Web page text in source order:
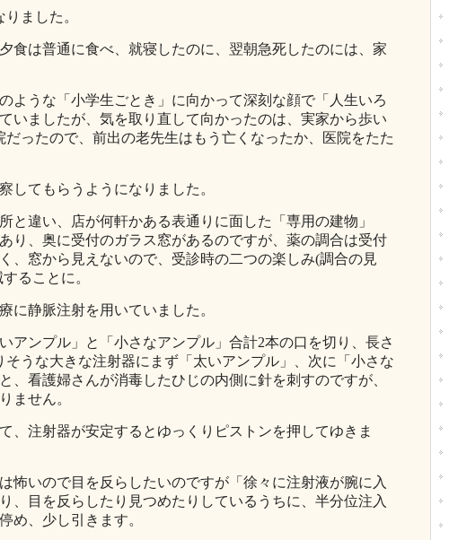
ました。
は普通に食べ、就寝したのに、翌朝急死したのには、家
うな「小学生ごとき」に向かって深刻な顔で「人生いろ
いましたが、気を取り直して向かったのは、実家から歩い
ったので、前出の老先生はもう亡くなったか、医院をたた
てもらうようになりました。
違い、店が何軒かある表通りに面した「専用の建物」
り、奥に受付のガラス窓があるのですが、薬の調合は受付
、窓から見えないので、受診時の二つの楽しみ(調合の見
ることに。
静脈注射を用いていました。
ンプル」と「小さなアンプル」合計2本の口を切り、長さ
うな大きな注射器にまず「太いアンプル」、次に「小さな
、看護婦さんが消毒したひじの内側に針を刺すのですが、
ません。
注射器が安定するとゆっくりピストンを押してゆきま
いので目を反らしたいのですが「徐々に注射液が腕に入
、目を反らしたり見つめたりしているうちに、半分位注入
め、少し引きます。